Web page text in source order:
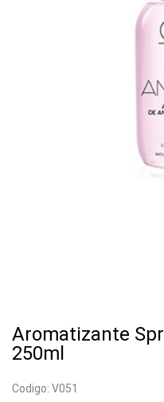
Aromatizante
250ml
Codigo: V051